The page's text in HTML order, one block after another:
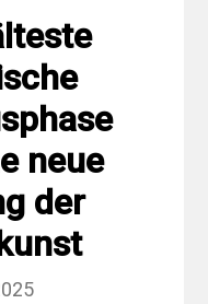
neue
der